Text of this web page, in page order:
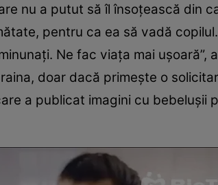
nu a putut să îl însoţească din
pentru ca ea să vadă
Ne fac viaţa mai uşoară”,
doar dacă primeşte o
a publicat imagini cu bebeluşii